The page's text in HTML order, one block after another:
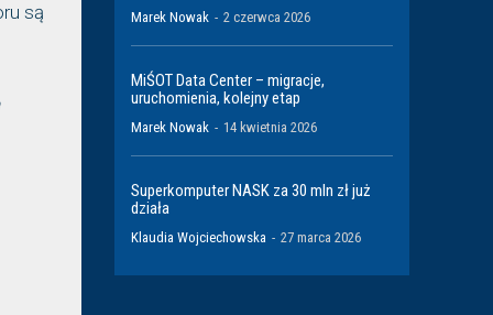
są
Marek Nowak - 2 czerwca 2026
MiŚOT Data Center – migracje,
uruchomienia, kolejny etap
Marek Nowak - 14 kwietnia 2026
Superkomputer NASK za 30 mln zł już
działa
Klaudia Wojciechowska - 27 marca 2026